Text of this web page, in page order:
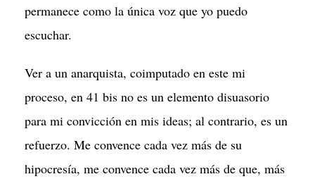
permanece como la única voz que yo puedo
escuchar.
Ver a un anarquista, coimputado en este mi
proceso, en 41 bis no es un elemento disuasorio
para mi convicción en mis ideas; al contrario, es un
refuerzo. Me convence cada vez más de su
hipocresía, me convence cada vez más de que, más